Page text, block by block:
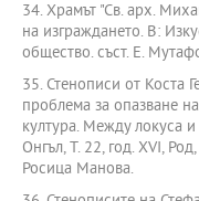
34. Храмът "Св. арх.
на изграждането. В:
общество. съст. Е.
35. Стенописи от Коста
проблема за опазване
култура. Между локуса
Онгъл, Т. 22, год. ХVI,
Росица Манова.